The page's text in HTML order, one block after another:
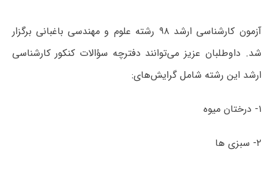
آزمون کارشناسی ارشد ۹۸ رشته علوم و مهندسی باغبانی برگزار
شد. داوطلبان عزیز می‌توانند دفترچه سؤالات کنکور کارشناسی
ارشد این رشته شامل گرایش‌های:
۱- درختان میوه
۲- سبزی ها